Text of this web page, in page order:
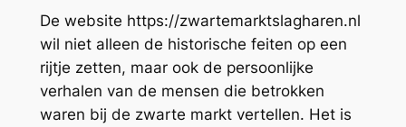
De website https://zwartemarktslagharen.nl
wil niet alleen de historische feiten op een
rijtje zetten, maar ook de persoonlijke
verhalen van de mensen die betrokken
waren bij de zwarte markt vertellen. Het is